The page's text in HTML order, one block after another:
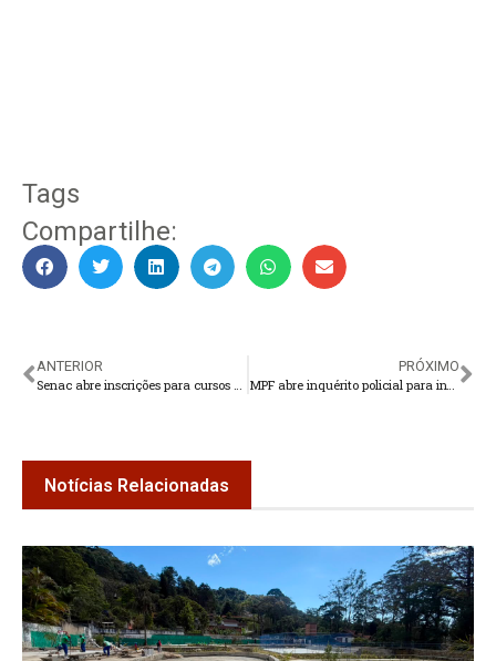
Tags
Compartilhe:
ANTERIOR
Senac abre inscrições para cursos na área de beleza
PRÓXIMO
MPF abre inquérito policial para investigar UPA de Teresópolis
Notícias Relacionadas